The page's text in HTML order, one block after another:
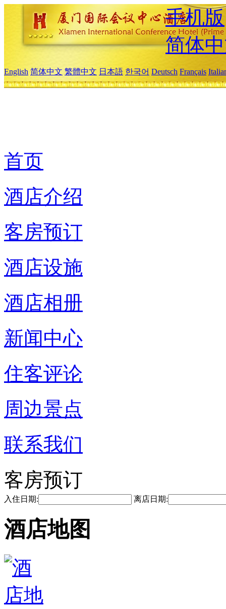
手机版
简体
English 简体中文 繁體中文 日本語 한국어 Deutsch Français
首页
酒店介绍
客房预订
酒店设施
酒店相册
新闻中心
住客评论
周边景点
联系我们
客房预订
入住日期: 离店日期:
酒店地图